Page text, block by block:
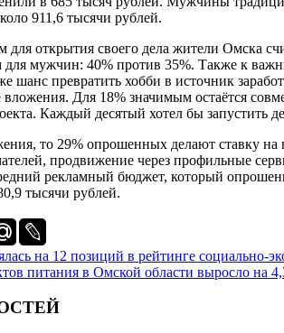
911,6 тысячи рублей.
для открытия своего дела жители Омска
для мужчин: 40% против 35%. Также к
шанс превратить хобби в источник
вложения. Для 18% значимым остаётся
Каждый десятый хотел бы запустить
то 29% опрошенных делают ставку
продвижение через профильные
рекламный бюджет, который
тысячи рублей.
на 12 позиций в рейтинге социально-
питания в Омской области выросло на